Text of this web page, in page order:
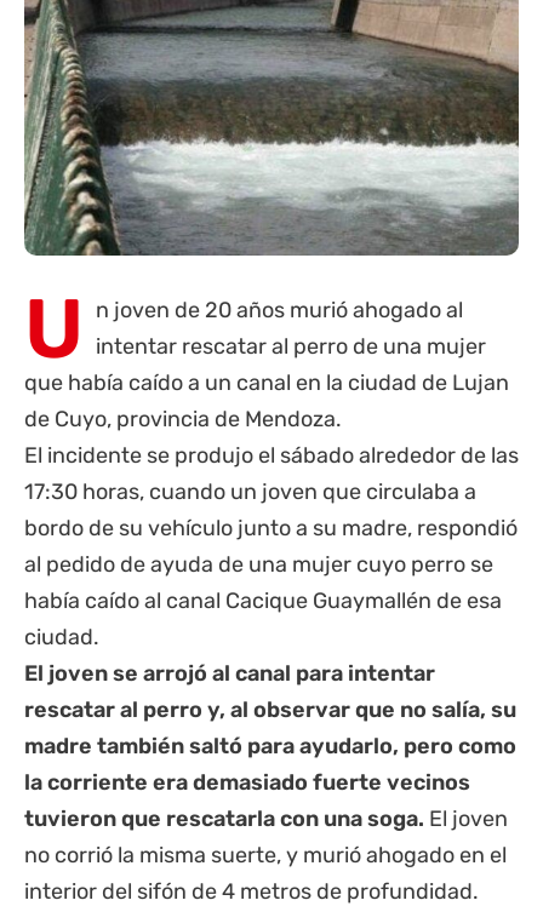
U
n joven de 20 años murió ahogado al
intentar rescatar al perro de una mujer
que había caído a un canal en la ciudad de Lujan
de Cuyo, provincia de Mendoza.
El incidente se produjo el sábado alrededor de las
17:30 horas, cuando un joven que circulaba a
bordo de su vehículo junto a su madre, respondió
al pedido de ayuda de una mujer cuyo perro se
había caído al canal Cacique Guaymallén de esa
ciudad.
El joven se arrojó al canal para intentar
rescatar al perro y, al observar que no salía, su
madre también saltó para ayudarlo, pero como
la corriente era demasiado fuerte vecinos
tuvieron que rescatarla con una soga. El joven
no corrió la misma suerte, y murió ahogado en el
interior del sifón de 4 metros de profundidad.